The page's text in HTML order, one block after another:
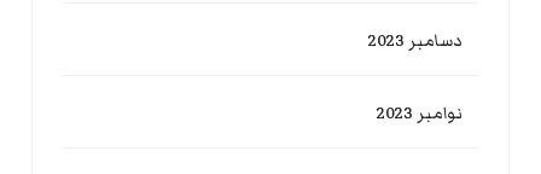
دسامبر 2023
نوامبر 2023